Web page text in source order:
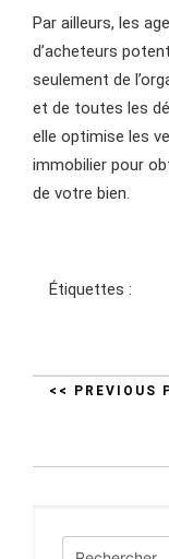
Par ailleurs, les
d’acheteurs
seulement de
et de toutes les
elle optimise les
immobilier pour
de votre bien.
Étiquettes :
<< PREVIOUS
Rechercher :